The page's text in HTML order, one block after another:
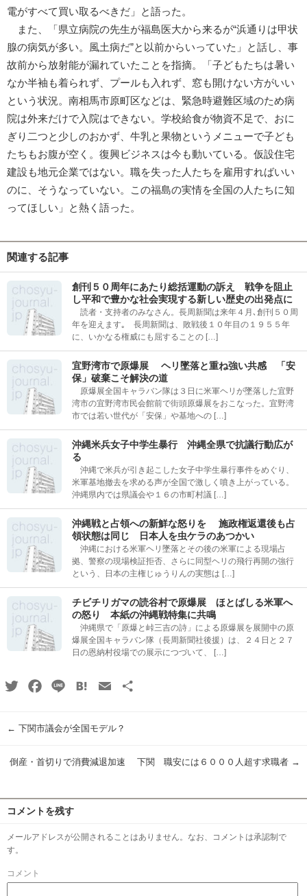
電がすべて買い取るべきだ」と語った。
また、「県立病院の先生が福島医大から来るが“浜通りは甲状
腺の病気が多い。風土病だ”と以前からいっていた」と話し、事
故前から放射能が漏れていたことを指摘。「子どもたちは暑い
なか半袖も着られず、プールも入れず、窓も開けない方がいい
という状況。南相馬市原町区などは、緊急時避難区域のため病
院は外来だけで入院はできない。学校給食が物資不足で、おに
ぎり二つと少しのおかず、牛乳と果物というメニューで子ども
たちもお腹が空く。復興ビジネスは今も動いている。仮設住宅
建設も地元企業ではない。職を失った人たちを雇用すればいい
のに、そうなっていない。この福島の実情を全国の人たちに知
ってほしい」と熱く語った。
関連する記事
創刊５０周年にあたり総括運動の訴え 戦争を阻止
し平和で豊かな社会実現する新しい歴史の出発点に
読者・支持者のみなさん。長周新聞は来年４月､創刊５０周
年を迎えます｡ 長周新聞は、敗戦後１０年目の１９５５年
に、いかなる権威にも屈することの […]
宜野湾市で原爆展 ヘリ墜落と重ね強い共感 「安
保」破棄こそ解決の道
原爆展全国キャラバン隊は３日に米軍ヘリが墜落した宜野
湾市の宜野湾市民会館前で街頭原爆展をおこなった。宜野湾
市では若い世代が「安保」や基地への […]
沖縄米兵女子中学生暴行 沖縄全県で抗議行動広が
る
沖縄で米兵が引き起こした女子中学生暴行事件をめぐり、
米軍基地撤去を求める声が全国で激しく噴き上がっている。
沖縄県内では県議会や１６の市町村議 […]
沖縄戦と占領への新鮮な怒りを 施政権返還後も占
領状態は同じ 日本人を虫ケラのあつかい
沖縄における米軍ヘリ墜落とその後の米軍による現場占
拠、警察の現場検証拒否、さらに同型ヘリの飛行再開の強行
という、日本の主権じゅうりんの実態は […]
チビチリガマの読谷村で原爆展 ほとばしる米軍へ
の怒り 本紙の沖縄戦特集に共鳴
沖縄県で「原爆と峠三吉の詩」による原爆展を展開中の原
爆展全国キャラバン隊（長周新聞社後援）は、２４日と２７
日の恩納村役場での展示につづいて、 […]
TwitterFacebook
Line HatenaEmail
← 下関市議会が全国モデル？
倒産・首切りで消費減退加速 下関 職安には６０００人超す求職者 →
コメントを残す
メールアドレスが公開されることはありません。なお、コメントは承認制で
す。
コメント